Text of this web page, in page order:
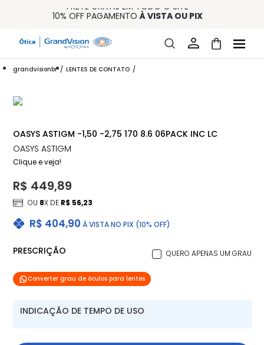
FRETE GRÁTIS EM TODO O SITE
10% OFF PAGAMENTO À VISTA OU PIX
15% OFF NA PRIMEIRA COMPRA (CONSULTE REGULAMENTO)
32% OFF NO COMBO - CONS. REG.
grandvisionbr LENTES DE CONTATO
OASYS ASTIGM -1,50 -2,75 170 8.6 06PACK INC LC
OASYS ASTIGM
Clique e veja!
R$ 404,90 À VISTA NO PIX (10% OFF)
R$ 449,89
OU 8X DE R$ 56,23
PRESCRIÇÃO QUERO APENAS UM GRAU
Converter grau de óculos para lentes
INDICAÇÃO DE TEMPO DE USO